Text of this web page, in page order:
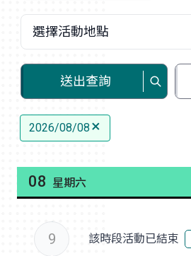
選擇活動地點
送出查詢
2026/08/08
08 星期六
9 該時段活動已結束